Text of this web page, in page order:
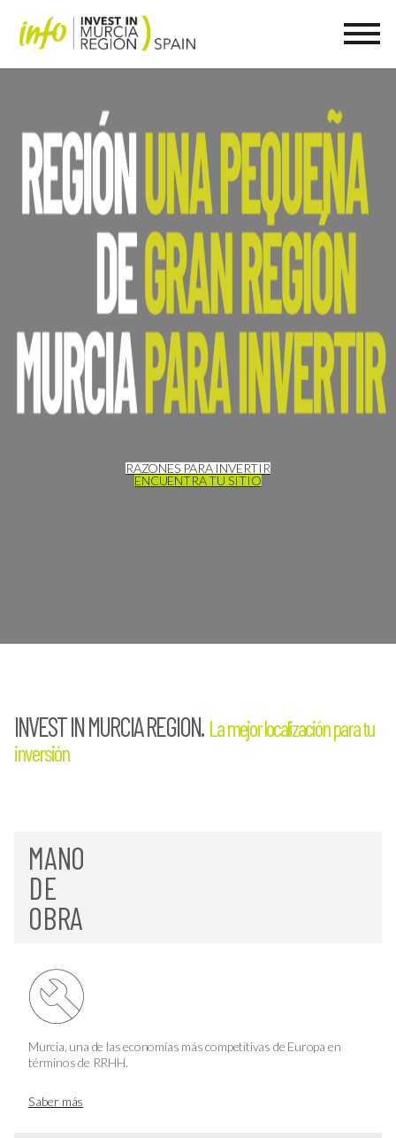
RAZONES PARA INVERTIR
ENCUENTRA TU SITIO
INVEST IN MURCIA REGION. La mejor localización para tu
inversión
MANO
DE
OBRA
Murcia, una de las economías más competitivas de Europa en
términos de RRHH.
Saber más